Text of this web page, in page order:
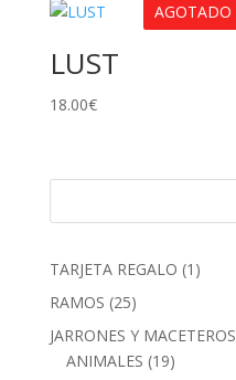
AGOTADO
LUST
18.00€
TARJETA REGALO 1 1
RAMOS 2525
productos
JARRONES Y MACETEROS
ANIMALES 1919